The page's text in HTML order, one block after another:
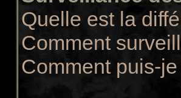
Quelle est la
Comment
Comment puis-